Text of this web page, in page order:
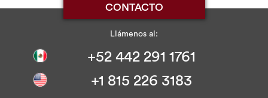
CONTACTO
Llámenos al:
+52 442 291 1761
+1 815 226 3183